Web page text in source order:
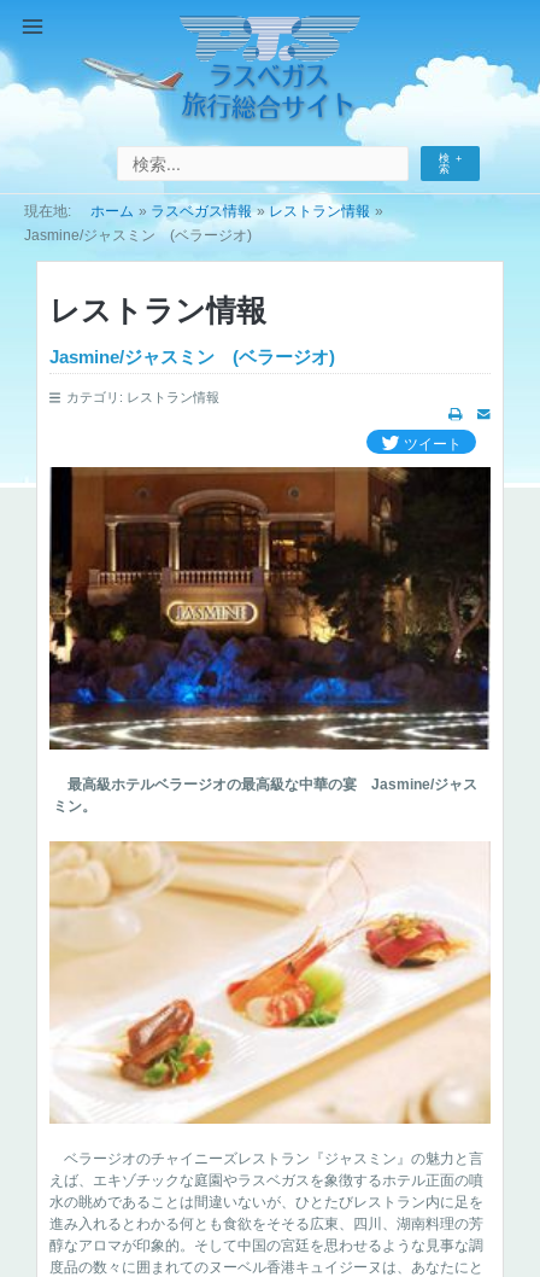
テ
ン
キ
Menu
検
索
ホーム ラスベガス情報
レストラン情報
Jasmine/ジャスミン (ベラージオ)
レストラン情報
Jasmine/ジャスミン (ベラージオ)
カテゴリ: レストラン情報
最高級ホテルベラージオの最高級な中華の宴 Jasmine/ジャス
ミン。
ベラージオのチャイニーズレストラン『ジャスミン』の魅力と言
えば、エキゾチックな庭園やラスベガスを象徴するホテル正面の噴
水の眺めであることは間違いないが、ひとたびレストラン内に足を
進み入れるとわかる何とも食欲をそそる広東、四川、湖南料理の芳
醇なアロマが印象的。そして中国の宮廷を思わせるような見事な調
度品の数々に囲まれてのヌーベル香港キュイジーヌは、あなたにと
ツイート